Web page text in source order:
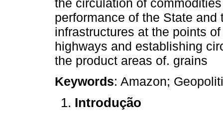
the circulation of
performance of the State
infrastructures at the points
highways and establishing
the product areas of. grains
Keywords: Amazon;
Introdução